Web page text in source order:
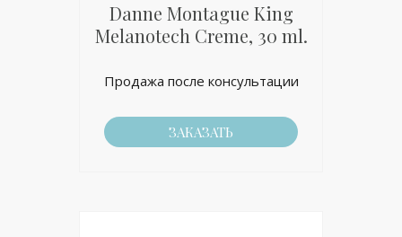
Danne Montague King
Melanotech Creme, 30 ml.
Продажа после консультации
ЗАКАЗАТЬ